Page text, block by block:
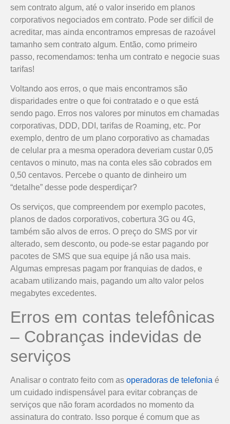
sem contrato algum, até o valor inserido em planos
corporativos negociados em contrato. Pode ser difícil de
acreditar, mas ainda encontramos empresas de razoável
tamanho sem contrato algum. Então, como primeiro
passo, recomendamos: tenha um contrato e negocie suas
tarifas!
Voltando aos erros, o que mais encontramos são
disparidades entre o que foi contratado e o que está
sendo pago. Erros nos valores por minutos em chamadas
corporativas, DDD, DDI, tarifas de Roaming, etc. Por
exemplo, dentro de um plano corporativo as chamadas
de celular pra a mesma operadora deveriam custar 0,05
centavos o minuto, mas na conta eles são cobrados em
0,50 centavos. Percebe o quanto de dinheiro um
“detalhe” desse pode desperdiçar?
Os serviços, que compreendem por exemplo pacotes,
planos de dados corporativos, cobertura 3G ou 4G,
também são alvos de erros. O preço do SMS por vir
alterado, sem desconto, ou pode-se estar pagando por
pacotes de SMS que sua equipe já não usa mais.
Algumas empresas pagam por franquias de dados, e
acabam utilizando mais, pagando um alto valor pelos
megabytes excedentes.
Erros em contas telefônicas
– Cobranças indevidas de
serviços
Analisar o contrato feito com as operadoras de telefonia é
um cuidado indispensável para evitar cobranças de
serviços que não foram acordados no momento da
assinatura do contrato. Isso porque é comum que as